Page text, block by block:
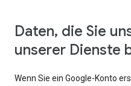
Daten, die Sie
unserer Dienste
Wenn Sie ein Google-Konto